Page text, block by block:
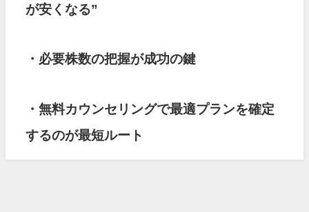
が安くなる”
・必要株数の把握が成功の鍵
・無料カウンセリングで最適プランを確定
するのが最短ルート